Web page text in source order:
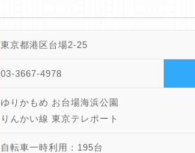
東京都港区台場2-25
03-3667-4978
ゆりかもめ お台場海浜公園
りんかい線 東京テレポート
自転車一時利用：195台